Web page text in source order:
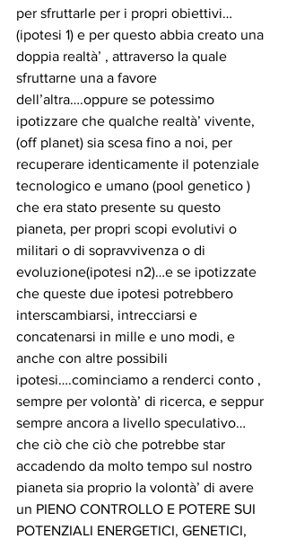
per sfruttarle per i propri obiettivi…
(ipotesi 1) e per questo abbia creato una
doppia realtà’ , attraverso la quale
sfruttarne una a favore
dell’altra….oppure se potessimo
ipotizzare che qualche realtà’ vivente,
(off planet) sia scesa fino a noi, per
recuperare identicamente il potenziale
tecnologico e umano (pool genetico )
che era stato presente su questo
pianeta, per propri scopi evolutivi o
militari o di sopravvivenza o di
evoluzione(ipotesi n2)…e se ipotizzate
che queste due ipotesi potrebbero
interscambiarsi, intrecciarsi e
concatenarsi in mille e uno modi, e
anche con altre possibili
ipotesi….cominciamo a renderci conto ,
sempre per volontà’ di ricerca, e seppur
sempre ancora a livello speculativo…
che ciò che ciò che potrebbe star
accadendo da molto tempo sul nostro
pianeta sia proprio la volontà’ di avere
un PIENO CONTROLLO E POTERE SUI
POTENZIALI ENERGETICI, GENETICI,